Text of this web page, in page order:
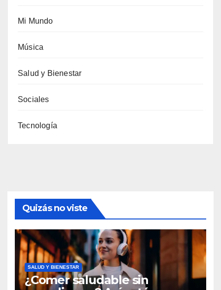
Mi Mundo
Música
Salud y Bienestar
Sociales
Tecnología
Quizás no viste
SALUD Y BIENESTAR
¿Comer saludable sin